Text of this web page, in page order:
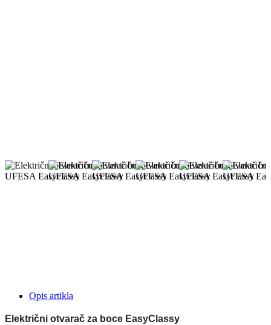
Opis artikla
Električni otvarač za boce EasyClassy